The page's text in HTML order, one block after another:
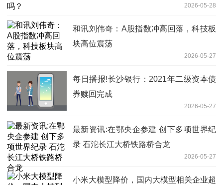
2026-05-28
和讯刘伟奇：A股指数冲高回落，科技板
块高位震荡
2026-05-27
每日播报!长沙银行：2021年二级资本债
券赎回完成
2026-05-27
最新资讯:在鄂央企参建 创下多项世界纪
录 石沱长江大桥铁路桥合龙
2026-05-27
小米大模型降价，国内大模型相关企业超